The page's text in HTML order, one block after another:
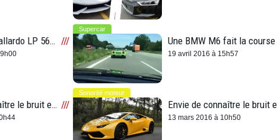
Lamborghini Gallardo LP 560-4 vs Porsche 911 Turbo : Notre comparatif et notre avis après notre essai sur la meilleure supercar
Supercar
19 avril 2016 à 15h57
Envie de connaître le bruit et la sonorité à l’accélération d’une Lamborghini Gallardo ?
Sonorité moteur
13 mars 2016 à 10h50